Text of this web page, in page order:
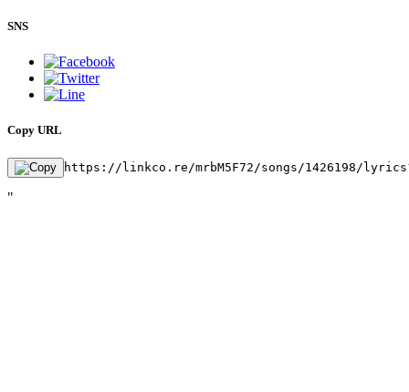
SNS
Copy URL
https://linkco.re/mrbM5F72/songs/1426198/
"